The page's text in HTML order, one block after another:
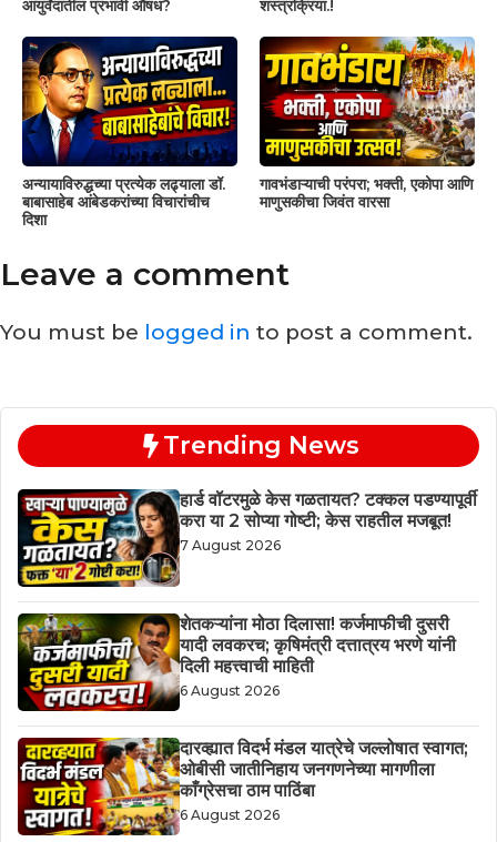
आयुर्वेदातील प्रभावी औषध? शस्त्रक्रिया.!
अन्यायाविरुद्धच्या प्रत्येक लढ्याला डॉ.
बाबासाहेब आंबेडकरांच्या विचारांचीच
दिशा
गावभंडाऱ्याची परंपरा; भक्ती, एकोपा आणि
माणुसकीचा जिवंत वारसा
Leave a comment
You must be logged in to post a comment.
Trending News
हार्ड वॉटरमुळे केस गळतायत? टक्कल पडण्यापूर्वी
करा या 2 सोप्या गोष्टी; केस राहतील मजबूत!
7 August 2026
शेतकऱ्यांना मोठा दिलासा! कर्जमाफीची दुसरी
यादी लवकरच; कृषिमंत्री दत्तात्रय भरणे यांनी
दिली महत्त्वाची माहिती
6 August 2026
दारव्ह्यात विदर्भ मंडल यात्रेचे जल्लोषात स्वागत;
ओबीसी जातीनिहाय जनगणनेच्या मागणीला
काँग्रेसचा ठाम पाठिंबा
6 August 2026